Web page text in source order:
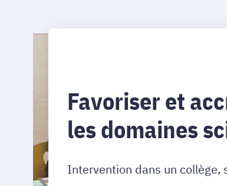
Favoriser et
les domaines
Intervention dans un